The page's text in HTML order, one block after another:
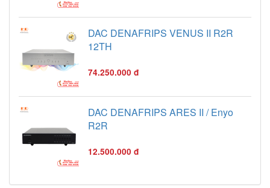
DAC DENAFRIPS VENUS II R2R
12TH
74.250.000 đ
DAC DENAFRIPS ARES II / Enyo
R2R
12.500.000 đ